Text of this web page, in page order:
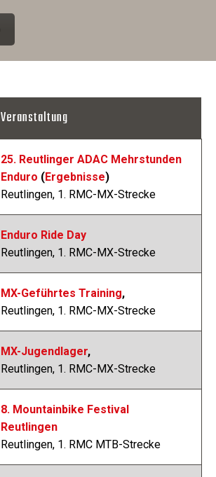
Veranstaltung
25. Reutlinger ADAC Mehrstunden
Enduro (Ergebnisse)
Reutlingen, 1. RMC-MX-Strecke
Enduro Ride Day
Reutlingen, 1. RMC-MX-Strecke
MX-Geführtes Training,
Reutlingen, 1. RMC-MX-Strecke
MX-Jugendlager,
Reutlingen, 1. RMC-MX-Strecke
8. Mountainbike Festival
Reutlingen
Reutlingen, 1. RMC MTB-Strecke